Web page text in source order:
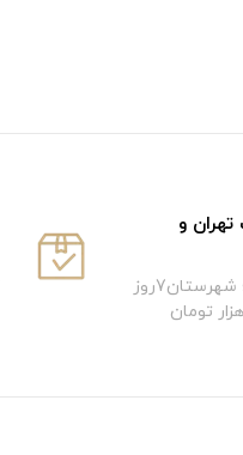
و
تهران 72ساعت ؛ شهرستان7روز